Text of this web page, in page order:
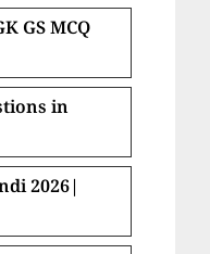
GS MCQ
in
2026|